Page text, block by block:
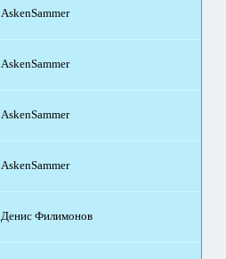
AskenSammer
AskenSammer
AskenSammer
AskenSammer
Денис Филимонов